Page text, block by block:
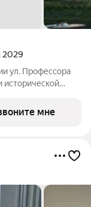
2029
В пешей
мне